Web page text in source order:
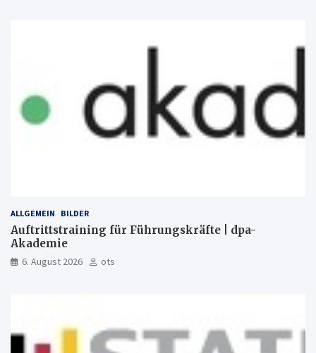
ALLGEMEIN BILDER
Auftrittstraining für Führungskräfte | dpa-
Akademie
6. August 2026 ots